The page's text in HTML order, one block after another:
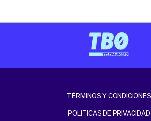
TÉRMINOS Y CONDICIONES
POLITICAS DE PRIVACIDAD